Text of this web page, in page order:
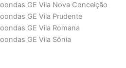
GE Vila Nova Conceição
GE Vila Prudente
GE Vila Romana
GE Vila Sônia